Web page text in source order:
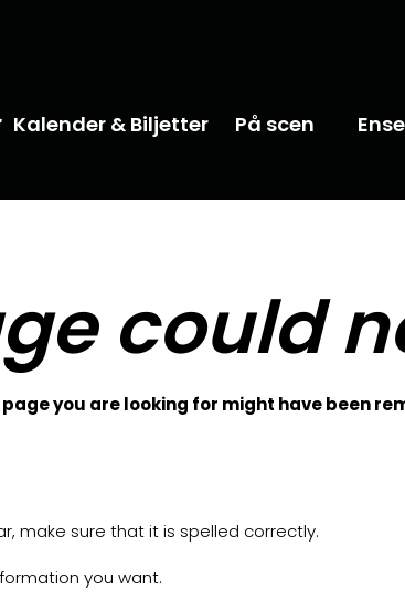
Kalender & Biljetter På scen
could
you are looking for might have been
make sure that it is spelled correctly.
you want.